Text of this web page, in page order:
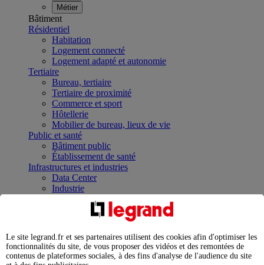
Métier
Bâtiment
Résidentiel
Habitation
Logement connecté
Logement adapté et autonomie
Tertiaire
Bureau, tertiaire
Tertiaire de proximité
Commerce et sport
Hôtellerie
Mobilier de bureau, lieux de vie
Public et santé
Bâtiment public
Établissement de santé
Infrastructures et industries
Data Center
Industrie
Infrastructures
Contrôler et planifier le fonctionnement des appareils
Répartir et optimiser son tableau électrique
Legrand Data Center Solutions : concentrer les
expertises au service de vos performances
Le site legrand.fr et ses partenaires utilisent des cookies afin d'optimiser les
fonctionnalités du site, de vous proposer des vidéos et des remontées de
contenus de plateformes sociales, à des fins d'analyse de l'audience du site